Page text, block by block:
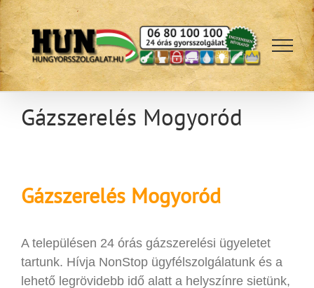
Kihagyás
Gázszerelés Mogyoród
Gázszerelés Mogyoród
A településen 24 órás gázszerelési ügyeletet
tartunk. Hívja NonStop ügyfélszolgálatunk és a
lehető legrövidebb idő alatt a helyszínre sietünk,